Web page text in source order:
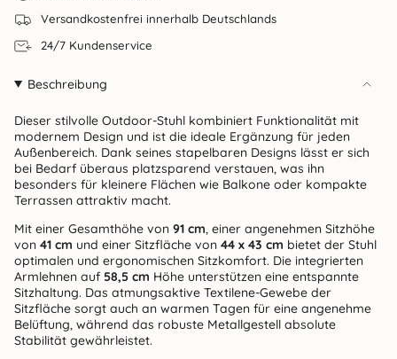
Versandkostenfrei innerhalb Deutschlands
24/7 Kundenservice
Beschreibung
Dieser stilvolle Outdoor-Stuhl kombiniert Funktionalität mit
modernem Design und ist die ideale Ergänzung für jeden
Außenbereich. Dank seines stapelbaren Designs lässt er sich
bei Bedarf überaus platzsparend verstauen, was ihn
besonders für kleinere Flächen wie Balkone oder kompakte
Terrassen attraktiv macht.
Mit einer Gesamthöhe von 91 cm, einer angenehmen Sitzhöhe
von 41 cm und einer Sitzfläche von 44 x 43 cm bietet der Stuhl
optimalen und ergonomischen Sitzkomfort. Die integrierten
Armlehnen auf 58,5 cm Höhe unterstützen eine entspannte
Sitzhaltung. Das atmungsaktive Textilene-Gewebe der
Sitzfläche sorgt auch an warmen Tagen für eine angenehme
Belüftung, während das robuste Metallgestell absolute
Stabilität gewährleistet.